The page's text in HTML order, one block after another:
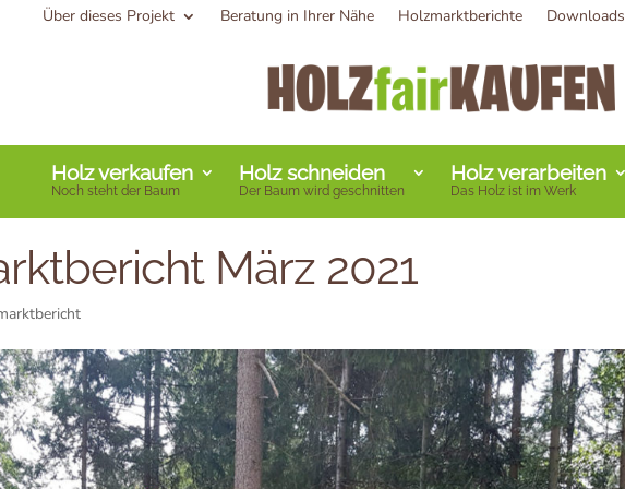
Über dieses Projekt Beratung in Ihrer Nähe Holzmarktberichte Downloads
Holz verkaufen
Noch steht der Baum
Holz schneiden
Der Baum wird geschnitten
Holz verarbeiten
Das Holz ist im Werk
März 2021